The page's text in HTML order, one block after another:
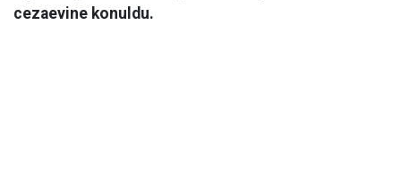
cezaevine konuldu.